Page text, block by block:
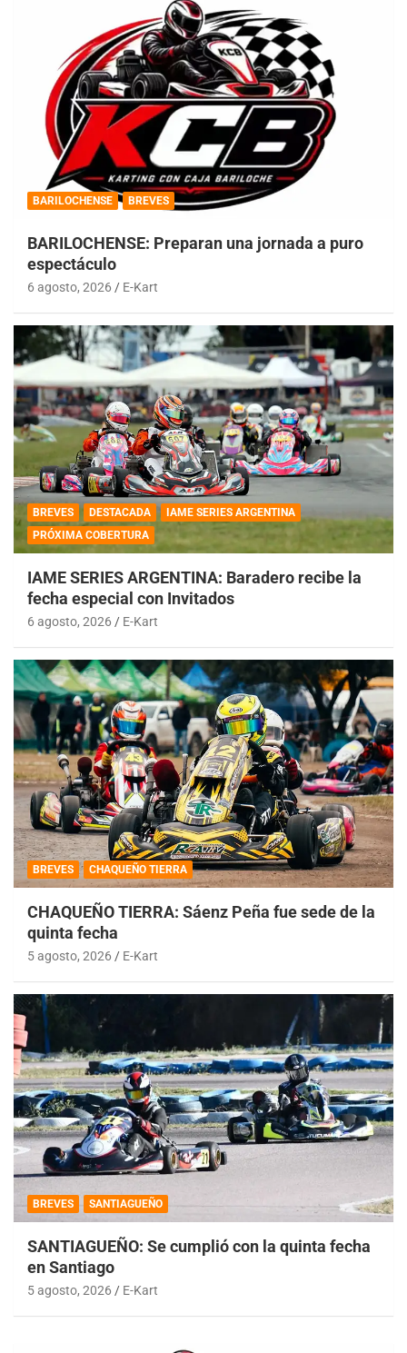
BARILOCHENSE BREVES
BARILOCHENSE: Preparan una jornada a puro
espectáculo
6 agosto, 2026 E-Kart
BREVES DESTACADA
IAME SERIES ARGENTINA
PRÓXIMA COBERTURA
IAME SERIES ARGENTINA: Baradero recibe la
fecha especial con Invitados
6 agosto, 2026 E-Kart
BREVES CHAQUEÑO TIERRA
CHAQUEÑO TIERRA: Sáenz Peña fue sede de la
quinta fecha
5 agosto, 2026 E-Kart
BREVES SANTIAGUEÑO
SANTIAGUEÑO: Se cumplió con la quinta fecha
en Santiago
5 agosto, 2026 E-Kart